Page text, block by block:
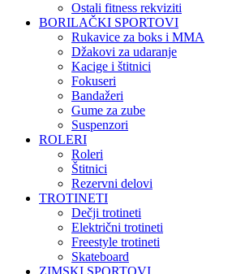
Ostali fitness rekviziti
BORILAČKI SPORTOVI
Rukavice za boks i MMA
Džakovi za udaranje
Kacige i štitnici
Fokuseri
Bandažeri
Gume za zube
Suspenzori
ROLERI
Roleri
Štitnici
Rezervni delovi
TROTINETI
Dečji trotineti
Električni trotineti
Freestyle trotineti
Skateboard